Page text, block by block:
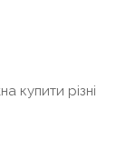
купити різні